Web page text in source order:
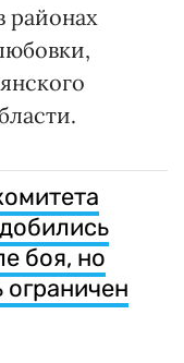
районах
боя, но